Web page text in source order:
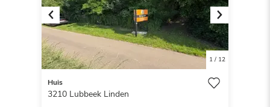
Previous Next
1/ 12
Huis
3210 Lubbeek Linden